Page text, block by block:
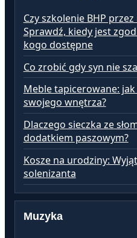
Czy szkolenie BHP
Sprawdź, kiedy jest
kogo dostępne
Co zrobić gdy syn nie
Meble tapicerowane:
swojego wnętrza?
Dlaczego sieczka ze
dodatkiem paszowym?
Kosze na urodziny:
solenizanta
Muzyka